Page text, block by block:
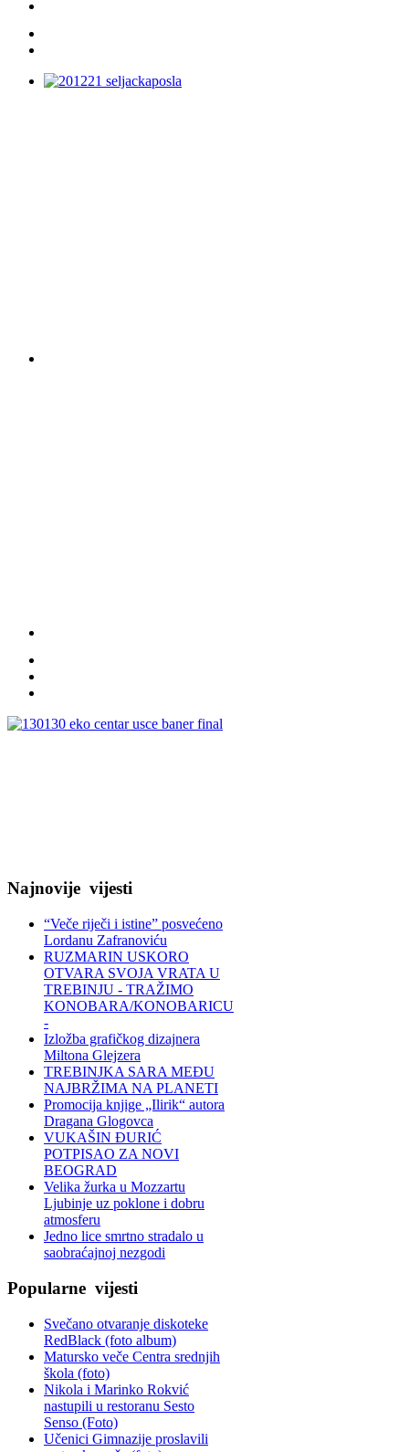
Najnovije vijesti
“Veče riječi i istine” posvećeno
Lordanu Zafranoviću
RUZMARIN USKORO
OTVARA SVOJA VRATA U
TREBINJU - TRAŽIMO
KONOBARA/KONOBARICU
-
Izložba grafičkog dizajnera
Miltona Glejzera
TREBINЈKA SARA MEĐU
NAJBRŽIMA NA PLANETI
Promocija knjige „Ilirik“ autora
Dragana Glogovca
VUKAŠIN ĐURIĆ
POTPISAO ZA NOVI
BEOGRAD
Velika žurka u Mozzartu
Ljubinje uz poklone i dobru
atmosferu
Jedno lice smrtno stradalo u
saobraćajnoj nezgodi
Popularne vijesti
Svečano otvaranje diskoteke
RedBlack (foto album)
Matursko veče Centra srednjih
škola (foto)
Nikola i Marinko Rokvić
nastupili u restoranu Sesto
Senso (Foto)
Učenici Gimnazije proslavili